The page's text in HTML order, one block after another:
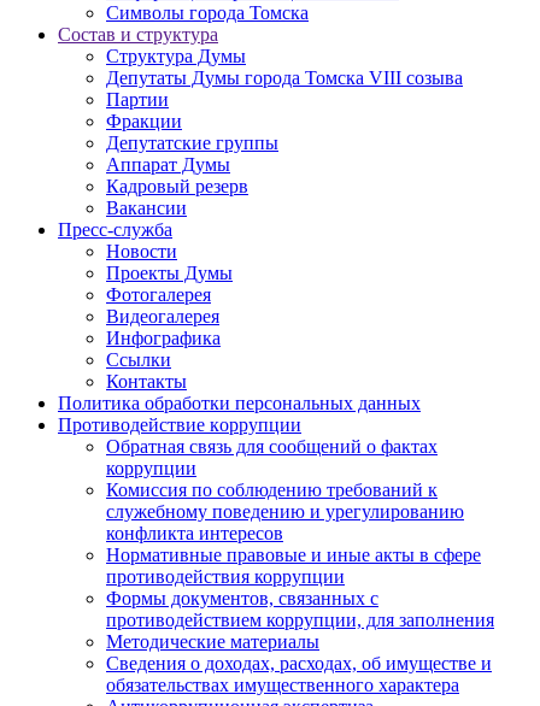
Символы города Томска
Состав и структура
Структура Думы
Депутаты Думы города Томска VIII созыва
Партии
Фракции
Депутатские группы
Аппарат Думы
Кадровый резерв
Вакансии
Пресс-служба
Новости
Проекты Думы
Фотогалерея
Видеогалерея
Инфографика
Ссылки
Контакты
Политика обработки персональных данных
Прoтивoдeйствие кoрpупции
Обратная связь для сообщений о фактах
коррупции
Комиссия по соблюдению требований к
служебному поведению и урегулированию
конфликта интересов
Нормативные правовые и иные акты в сфере
противодействия коррупции
Формы документов, связанных с
противодействием коррупции, для заполнения
Методические материалы
Сведения о доходах, расходах, об имуществе и
обязательствах имущественного характера